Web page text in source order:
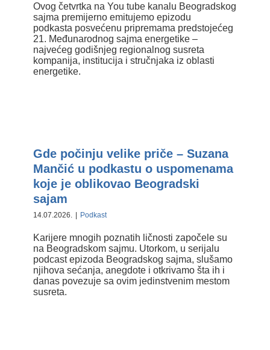
Ovog četvrtka na You tube kanalu Beogradskog
sajma premijerno emitujemo epizodu
podkasta posvećenu pripremama predstojećeg
21. Međunarodnog sajma energetike –
najvećeg godišnjeg regionalnog susreta
kompanija, institucija i stručnjaka iz oblasti
energetike.
Beogradski sajam
Gde počinju velike priče – Suzana
Mančić u podkastu o uspomenama
koje je oblikovao Beogradski
sajam
14.07.2026. | Podkast
Karijere mnogih poznatih ličnosti započele su
na Beogradskom sajmu. Utorkom, u serijalu
podcast epizoda Beogradskog sajma, slušamo
njihova sećanja, anegdote i otkrivamo šta ih i
danas povezuje sa ovim jedinstvenim mestom
susreta.